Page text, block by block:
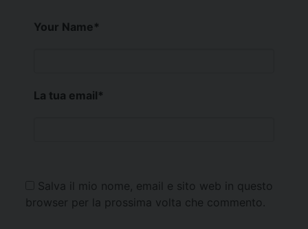
Your Name*
La tua email*
Salva il mio nome, email e sito web in questo
browser per la prossima volta che commento.